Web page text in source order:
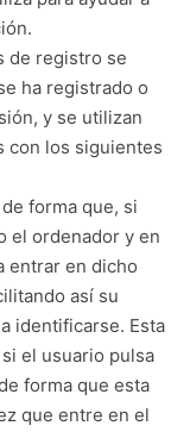
de registro se
ha registrado o
y se utilizan
con los siguientes
forma que, si
el ordenador y en
entrar en dicho
así su
identificarse. Esta
el usuario pulsa
forma que esta
que entre en el